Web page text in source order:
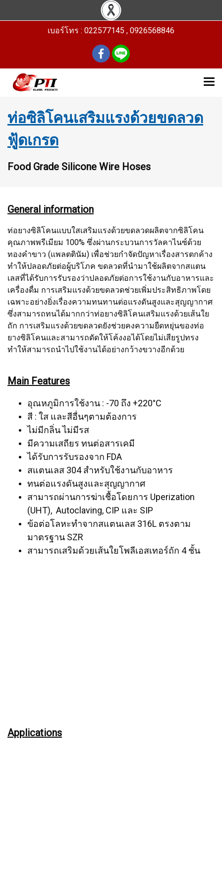
เบอร์โทร : 022577145 , 0926568846
ท่อซิลิโคนเสริมแรงด้วยขดลวด
ฟู้ดเกรด
Food Grade Silicone Wire Hoses
General information
ท่อยางซิลิโคนแบบใสเสริมแรงด้วยขดลวดผลิตจากซิลิโคน
คุณภาพพรีเมียม 100% ซึ่งผ่านกระบวนการวัลคาไนซ์ด้วย
ทองคำขาว (แพลตตินัม) เพื่อช่วยกำจัดปัญหาเรื่องสารตกค้าง
ทำให้ปลอดภัยต่อผู้บริโภค ขดลวดที่นำมาใช้ผลิตจากสแตน
เลสที่ได้รับการรับรองว่าปลอดภัยต่อการใช้งานกับอาหารและ
เครื่องดื่ม การเสริมแรงด้วยขดลวดช่วยเพิ่มประสิทธิภาพโดย
เฉพาะอย่างยิ่งเรื่องความทนทานต่อแรงดันสูงและสุญญากาศ
ซึ่งสามารถทนได้มากกว่าท่อยางซิลิโคนเสริมแรงด้วยเส้นใย
ถัก การเสริมแรงด้วยขดลวดยังช่วยคงความยืดหยุ่นของท่อ
ยางซิลิโคนและสามารถดัดให้โค้งงอได้โดยไม่เสียรูปทรง
ทำให้สามารถนำไปใช้งานได้อย่างกว้างขวางอีกด้วย
Main Features
อุณหภูมิการใช้งาน : -70 ถึง +220°C
สี : ใส และสีอื่นๆตามต้องการ
ไม่มีกลิ่น ไม่มีรส
มีความเสถียร ทนต่อสารเคมี
ได้รับการรับรองจาก FDA
สแตนเลส 304 สำหรับใช้งานกับอาหาร
ทนต่อแรงดันสูงและสุญญากาศ
สามารถผ่านการฆ่าเชื้อโดยการ Uperization
(UHT), Autoclaving, CIP และ SIP
ข้อต่อโลหะทำจากสแตนเลส 316L ตรงตาม
มาตรฐาน SZR
สามารถเสริมด้วยเส้นใยโพลีเอสเทอร์ถัก 4 ชั้น
Applications